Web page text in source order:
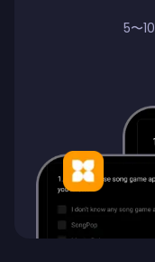
5〜